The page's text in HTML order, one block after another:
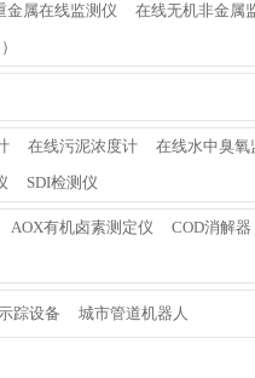
金属在线监测仪 在线无机非金属
在线污泥浓度计 在线水中臭氧
SDI检测仪
AOX有机卤素测定仪 COD消解器
踪设备 城市管道机器人